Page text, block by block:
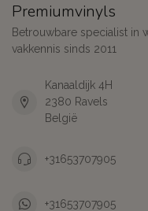
Premiumvinyls
Betrouwbare specialist in
vakkennis sinds 2011
Kanaaldijk 4H
2380 Ravels
België
+31653707905
+31653707905